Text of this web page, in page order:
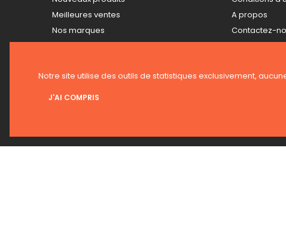
Meilleures ventes
Nos marques
Tarifs professionnels
A propos
Contactez-
Plan du site
Notre site utilise des outils de statistiques exclusivement,
J'AI COMPRIS